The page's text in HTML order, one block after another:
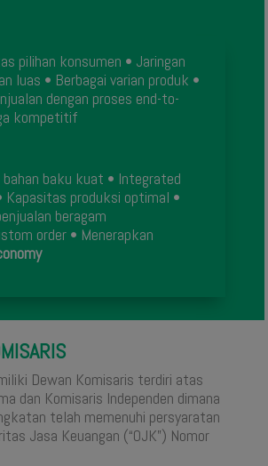
pilihan konsumen • Jaringan
luas • Berbagai varian produk •
dengan proses end-to-
kompetitif
bahan baku kuat • Integrated
Kapasitas produksi optimal •
beragam
order • Menerapkan
Dewan Komisaris terdiri atas
dan Komisaris Independen dimana
telah memenuhi persyaratan
Jasa Keuangan (“OJK”) Nomor